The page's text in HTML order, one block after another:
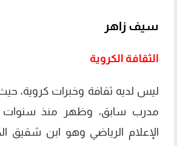
سيف زاهر
الثقافة الكروية
ليس لديه ثقافة وخبرات كروية،
مدرب سابق، وظهر منذ سنوات
الإعلام الرياضي وهو ابن شقيق